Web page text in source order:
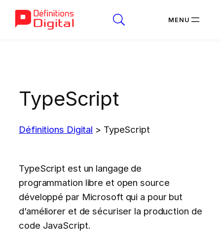
TypeScript
Définitions Digital > TypeScript
TypeScript est un langage de
programmation libre et open source
développé par Microsoft qui a pour but
d’améliorer et de sécuriser la production de
code JavaScript.